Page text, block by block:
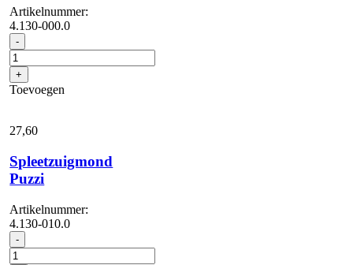
Artikelnummer:
4.130-000.0
- Puzzi
spuit-/zuigpistool
aantal
+
Toevoegen
27,60
Spleetzuigmond
Puzzi
Artikelnummer:
4.130-010.0
- Spleetzuigmond
Puzzi